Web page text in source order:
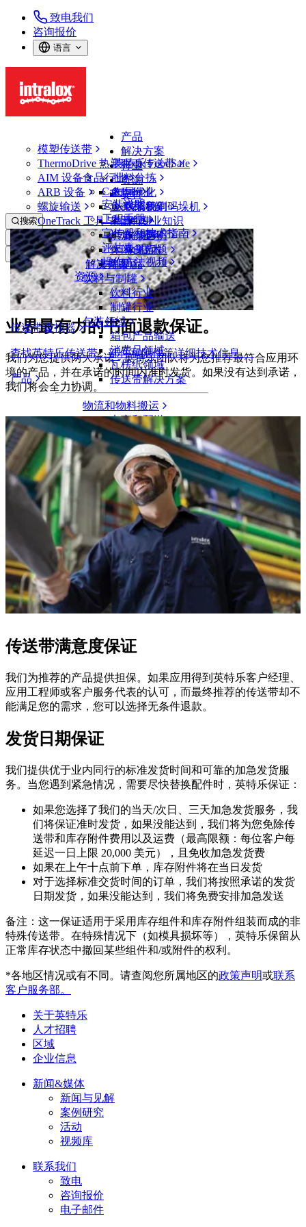
致电我们
咨询报价
语言
产品
模塑传送带
ThermoDrive 热塑驱动传送带
AIM 设备
ARB 设备
螺旋输送
OneTrack 工具与组件
传送带查找器
查找英特乐传送带、部件和附件等详细技术信息。
产品
解决方案
英特乐 FoodSafe
批料分拣
布局优化
从包装机到码垛机
专业知识
服务
技术
解决方案
行业
食品行业
禽肉行业
鱼类和海鲜
果蔬行业
烘焙行业
休闲食品
乳制品
饮料与制罐
饮料行业
制罐行业
包装领域
箱包产品输送
消费品领域
瓦楞纸领域
传送带解决方案
物流和物料搬运
电商和配送
邮政和快递
轮胎和汽车
轮胎
汽车领域
新能源汽车动力电池
工业
行业概览
资源
CalcLab
安装说明
工程手册
宣传册和技术指南
评估表
操作方法视频
资源
支持
联系我们
保证
政策声明
常见问题
支持
搜索
打开菜单
支持
支持
保证
业界最有力的书面退款保证。
我们为您提供两大承诺 - 英特乐团队将为您推荐最符合应用环
境的产品，并在承诺的时间内准时发货。如果没有达到承诺，
我们将会全力协调。
传送带满意度保证
我们为推荐的产品提供担保。如果应用得到英特乐客户经理、
应用工程师或客户服务代表的认可，而最终推荐的传送带却不
能满足您的需求，您可以选择无条件退款。
发货日期保证
我们提供优于业内同行的标准发货时间和可靠的加急发货服
务。当您遇到紧急情况，需要尽快替换配件时，英特乐保证：
如果您选择了我们的当天/次日、三天加急发货服务，我
们将保证准时发货，如果没能达到，我们将为您免除传
送带和库存附件费用以及运费（最高限额：每位客户每
延迟一日上限 20,000 美元），且免收加急发货费
如果在上午十点前下单，库存附件将在当日发货
对于选择标准交货时间的订单，我们将按照承诺的发货
日期发货，如果没能达到，我们将免费安排加急发送
备注：这一保证适用于采用库存组件和库存附件组装而成的非
特殊传送带。在特殊情况下（如模具损坏等），英特乐保留从
正常库存状态中撤回某些组件和/或附件的权利。
*各地区情况或有不同。请查阅您所属地区的政策声明或联系
客户服务部。
关于英特乐
人才招聘
区域
企业信息
新闻&媒体
新闻与见解
案例研究
活动
视频库
联系我们
致电
咨询报价
电子邮件